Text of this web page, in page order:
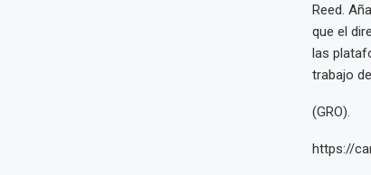
Reed.
que el
las
trabajo
(GRO).
https://